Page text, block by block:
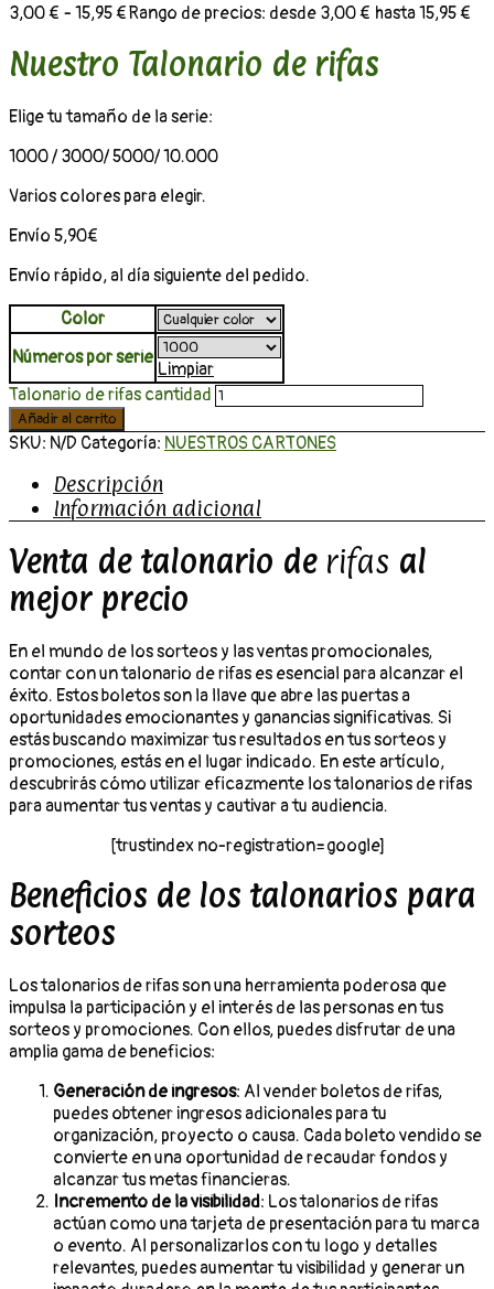
3,00€ - 15,95€Rango de precios: desde 3,00 € hasta 15,95 €
Nuestro Talonario de rifas
Elige tu tamaño de la serie:
1000 / 3000/ 5000/ 10.000
Varios colores para elegir.
Envío 5,90€
Envío rápido, al día siguiente del pedido.
Color
Números por serie
Limpiar
Talonario de rifas cantidad
Añadir al carrito
SKU: N/D Categoría: NUESTROS CARTONES
Descripción
Información adicional
Venta de talonario derifas al
mejor precio
En el mundo de los sorteos y las ventas promocionales,
contar con un talonario de rifas es esencial para alcanzar el
éxito. Estos boletos son la llave que abre las puertas a
oportunidades emocionantes y ganancias significativas. Si
estás buscando maximizar tus resultados en tus sorteos y
promociones, estás en el lugar indicado. En este artículo,
descubrirás cómo utilizar eficazmente los talonarios de rifas
para aumentar tus ventas y cautivar a tu audiencia.
[trustindex no-registration=google]
Beneficios de los talonarios para
sorteos
Los talonarios de rifas son una herramienta poderosa que
impulsa la participación y el interés de las personas en tus
sorteos y promociones. Con ellos, puedes disfrutar de una
amplia gama de beneficios:
Generación de ingresos: Al vender boletos de rifas,
puedes obtener ingresos adicionales para tu
organización, proyecto o causa. Cada boleto vendido se
convierte en una oportunidad de recaudar fondos y
alcanzar tus metas financieras.
Incremento de la visibilidad: Los talonarios de rifas
actúan como una tarjeta de presentación para tu marca
o evento. Al personalizarlos con tu logo y detalles
relevantes, puedes aumentar tu visibilidad y generar un